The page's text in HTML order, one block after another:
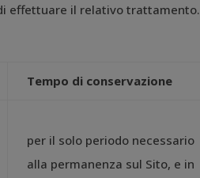
effettuare il relativo trattamento.
Tempo di conservazione
per il solo periodo necessario
alla permanenza sul Sito, e in